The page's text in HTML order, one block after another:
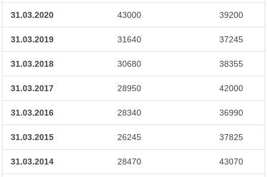
31.03.2020 43000 39200
31.03.2019 31640 37245
31.03.2018 30680 38355
31.03.2017 28950 42000
31.03.2016 28340 36990
31.03.2015 26245 37825
31.03.2014 28470 43070